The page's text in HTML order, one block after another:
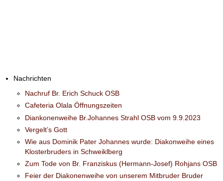
Nachrichten
Nachruf Br. Erich Schuck OSB
Cafeteria Olala Öffnungszeiten
Diankonenweihe Br.Johannes Strahl OSB vom 9.9.2023
Vergelt’s Gott
Wie aus Dominik Pater Johannes wurde: Diakonweihe eines
Klosterbruders in Schweiklberg
Zum Tode von Br. Franziskus (Hermann-Josef) Rohjans OSB
Feier der Diakonenweihe von unserem Mitbruder Bruder